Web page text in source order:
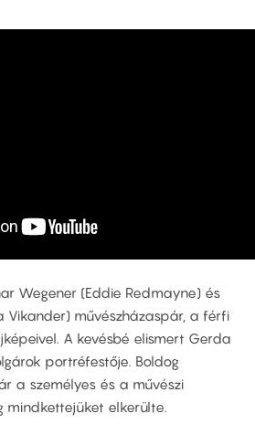
Wegener (Eddie Redmayne) és
Vikander) művészházaspár, a férfi
A kevésbé elismert Gerda
portréfestője. Boldog
a személyes és a művészi
mindkettejüket elkerülte.